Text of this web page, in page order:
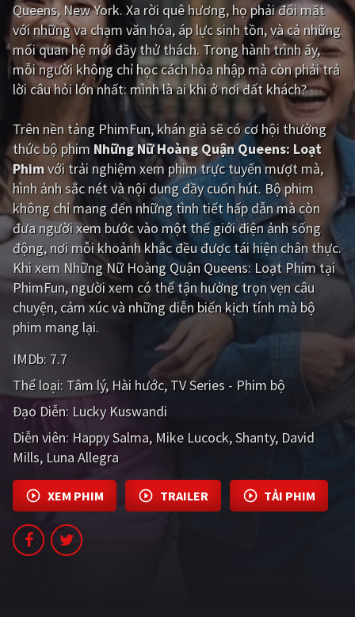
Hoạt hình Thể thao
Tình cảm - Lãng mạn Kỳ ảo
Giật gân Gia đình
Viễn Tây Tiểu sử
GameShow DramaTV
QUỐC GIA
Âu - Mỹ Trung Quốc - Hồng Kông
Hàn Quốc Nhật Bản
Ấn Độ Việt Nam
CẬP NHẬT
PHIM MỚI
PHIM BỘ
PHIM LẺ
PHIM CHIẾU RẠP
TUYỂN TẬP PHIM
Queens, New York. Xa rời quê hương, họ phải đối mặt
với những va chạm văn hóa, áp lực sinh tồn, và cả những
mối quan hệ mới đầy thử thách. Trong hành trình ấy,
mỗi người không chỉ học cách hòa nhập mà còn phải trả
lời câu hỏi lớn nhất: mình là ai khi ở nơi đất khách?
Trên nền tảng PhimFun, khán giả sẽ có cơ hội thưởng
thức bộ phim Những Nữ Hoàng Quận Queens: Loạt
Phimvới trải nghiệm xem phim trực tuyến mượt mà,
hình ảnh sắc nét và nội dung đầy cuốn hút. Bộ phim
không chỉ mang đến những tình tiết hấp dẫn mà còn
đưa người xem bước vào một thế giới điện ảnh sống
động, nơi mỗi khoảnh khắc đều được tái hiện chân thực.
Khi xem Những Nữ Hoàng Quận Queens: Loạt Phim tại
PhimFun, người xem có thể tận hưởng trọn vẹn câu
chuyện, cảm xúc và những diễn biến kịch tính mà bộ
phim mang lại.
IMDb: 7.7
Thể loại: Tâm lý Hài hước TV Series - Phim bộ
Đạo Diễn: Lucky Kuswandi
Diễn viên: Happy Salma Mike Lucock Shanty David
Mills Luna Allegra
XEM PHIM TRAILER TẢI PHIM